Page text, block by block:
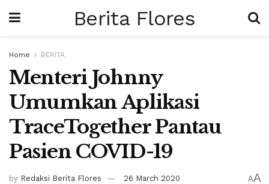
Berita Flores
Home BERITA
Menteri Johnny
Umumkan Aplikasi
TraceTogether Pantau
Pasien COVID-19
by Redaksi Berita Flores 26 March 2020 AA